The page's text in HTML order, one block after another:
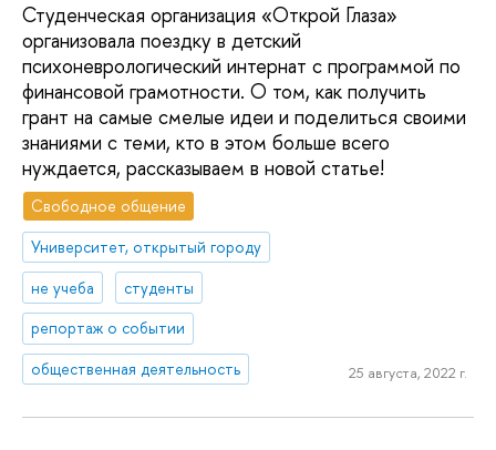
Студенческая организация «Открой Глаза»
организовала поездку в детский
психоневрологический интернат с программой по
финансовой грамотности. О том, как получить
грант на самые смелые идеи и поделиться своими
знаниями с теми, кто в этом больше всего
нуждается, рассказываем в новой статье!
Свободное общение
Университет, открытый городу
не учеба
студенты
репортаж о событии
общественная деятельность
25 августа, 2022 г.